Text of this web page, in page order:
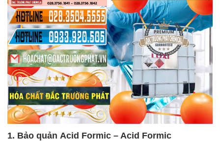
1. Bảo quản Acid Formic – Acid Formic